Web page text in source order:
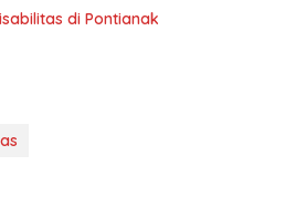
di Pontianak